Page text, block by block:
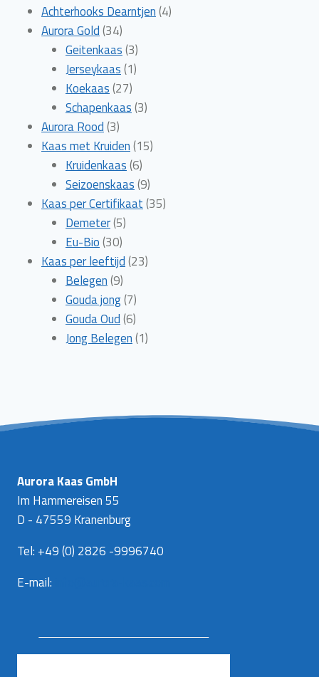
Achterhooks Dearntjen 44
Aurora Gold 3434
producten
Geitenkaas 33
producten
Jerseykaas 11
Koekaas 2727
producten
Schapenkaas 33
Aurora Rood 33
producten
Kaas met Kruiden 1515
Kruidenkaas 66
producten
Seizoenskaas 99
producten
Kaas per Certifikaat 3535
Demeter 55
Eu-Bio 3030
producten
Kaas per leeftijd 2323
Belegen 99
producten
Gouda jong 77
producten
Gouda Oud 66
producten
Jong Belegen 11
Aurora Kaas GmbH
Im Hammereisen 55
D - 47559 Kranenburg
Tel: +49 (0) 2826 -9996740
E-mail: